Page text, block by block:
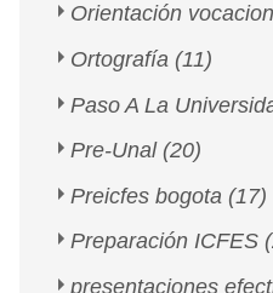
Orientación
Ortografía (11)
Paso A La
Pre-Unal (20)
Preicfes bogota (17)
Preparación ICFES
presentaciones